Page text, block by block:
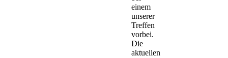
einem
unserer
Treffen
vorbei.
Die
aktuellen